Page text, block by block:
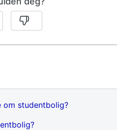
studentbolig?